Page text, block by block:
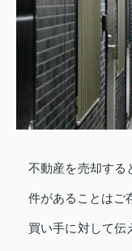
不動産を売却する
件があることはご
買い手に対して伝